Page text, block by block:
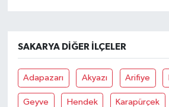
SAKARYA DIĞER İLÇELER
Adapazarı Akyazı Arifiye
Geyve Hendek Karapürçek